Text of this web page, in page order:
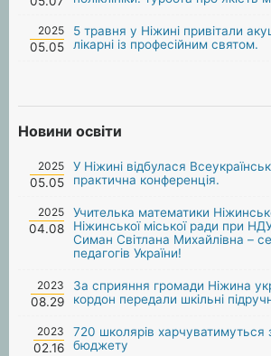
2025
05.05
5 травня у Ніжині привітали
лікарні із професійним святом.
Новини освіти
2025
05.05
У Ніжині відбулася
практична конференція.
2025
04.08
Учителька математики
Ніжинської міської ради при
Симан Світлана Михайлівна –
педагогів України!
2023
08.29
За сприяння громади Ніжина
кордон передали шкільні
2023
02.16
720 школярів харчуватимуться
бюджету